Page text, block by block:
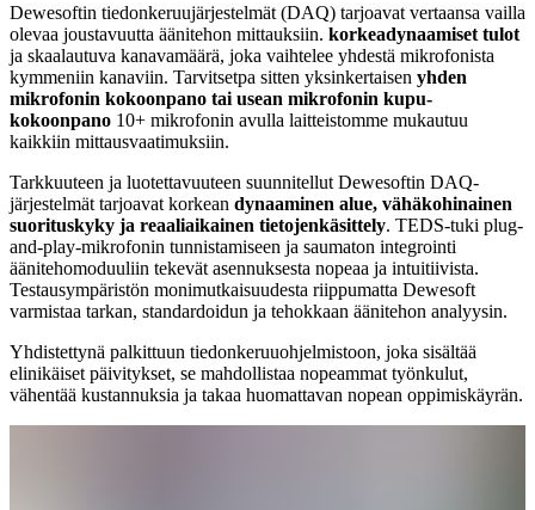
Dewesoftin tiedonkeruujärjestelmät (DAQ) tarjoavat vertaansa vailla
olevaa joustavuutta äänitehon mittauksiin. korkeadynaamiset tulot
ja skaalautuva kanavamäärä, joka vaihtelee yhdestä mikrofonista
kymmeniin kanaviin. Tarvitsetpa sitten yksinkertaisen yhden
mikrofonin kokoonpano tai usean mikrofonin kupu-
kokoonpano 10+ mikrofonin avulla laitteistomme mukautuu
kaikkiin mittausvaatimuksiin.
Tarkkuuteen ja luotettavuuteen suunnitellut Dewesoftin DAQ-
järjestelmät tarjoavat korkean dynaaminen alue, vähäkohinainen
suorituskyky ja reaaliaikainen tietojenkäsittely. TEDS-tuki plug-
and-play-mikrofonin tunnistamiseen ja saumaton integrointi
äänitehomoduuliin tekevät asennuksesta nopeaa ja intuitiivista.
Testausympäristön monimutkaisuudesta riippumatta Dewesoft
varmistaa tarkan, standardoidun ja tehokkaan äänitehon analyysin.
Yhdistettynä palkittuun tiedonkeruuohjelmistoon, joka sisältää
elinikäiset päivitykset, se mahdollistaa nopeammat työnkulut,
vähentää kustannuksia ja takaa huomattavan nopean oppimiskäyrän.